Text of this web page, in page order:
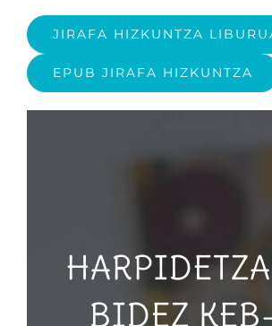
JIRAFA HIZKUNTZA
EPUB JIRAFA HIZKUNTZA
BIDEZ